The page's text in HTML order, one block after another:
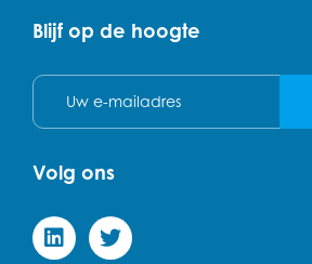
Blijf op de hoogte
Volg ons